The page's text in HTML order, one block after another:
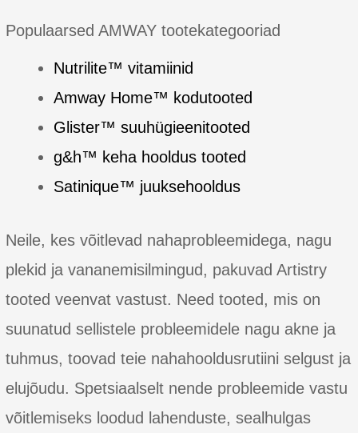
Defense
Protect
SPF
50+
Populaarsed AMWAY tootekategooriad
Nutrilite™ vitamiinid
Amway Home™ kodutooted
Glister™ suuhügieenitooted
g&h™ keha hooldus tooted
Satinique™ juuksehooldus
Neile, kes võitlevad nahaprobleemidega, nagu
plekid ja vananemisilmingud, pakuvad Artistry
tooted veenvat vastust. Need tooted, mis on
suunatud sellistele probleemidele nagu akne ja
tuhmus, toovad teie nahahooldusrutiini selgust ja
elujõudu. Spetsiaalselt nende probleemide vastu
võitlemiseks loodud lahenduste, sealhulgas